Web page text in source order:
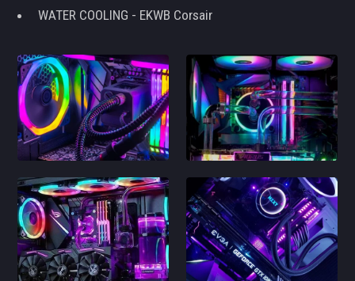
WATER COOLING - EKWB Corsair